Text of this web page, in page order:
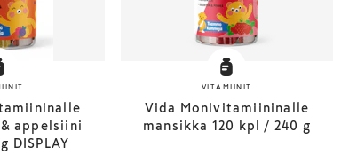
appelsiini
DISPLAY
VITAMIINIT
Vida Monivitamiininalle
mansikka 120 kpl / 240 g